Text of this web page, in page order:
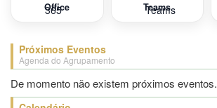
Office Teams
Próximos Eventos
Agenda do Agrupamento
De momento não existem próximos eventos.